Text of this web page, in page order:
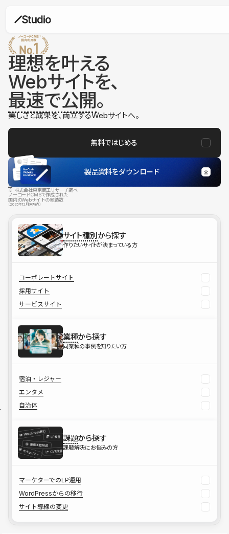
理想を叶える
Webサイトを、
最速で公開。
美しさと成果を、両立するWebサイトへ。
無料ではじめる
製品資料をダウンロード
※ 株式会社東京商工リサーチ調べ
ノーコードCMSで作成された
国内のWebサイトの実績数
（2025年12月末時点）
サイト種別から探す
作りたいサイトが決まっている方
コーポレートサイト
採用サイト
サービスサイト
業種から探す
同業種の事例を知りたい方
宿泊・レジャー
エンタメ
自治体
課題から探す
課題解決にお悩みの方
マーケターでのLP運用
WordPressからの移行
サイト導線の変更